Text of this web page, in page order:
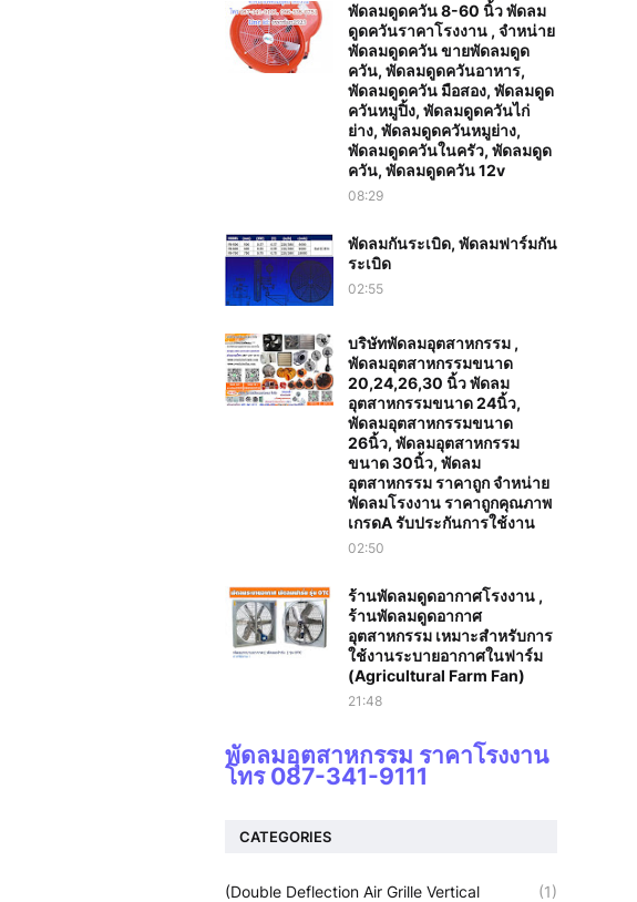
พัดลมดูดควัน 8-60 นิ้ว พัดลม
ดูดควันราคาโรงงาน , จำหน่าย
พัดลมดูดควัน ขายพัดลมดูด
ควัน, พัดลมดูดควันอาหาร,
พัดลมดูดควัน มือสอง, พัดลมดูด
ควันหมูปิ้ง, พัดลมดูดควันไก่
ย่าง, พัดลมดูดควันหมูย่าง,
พัดลมดูดควันในครัว, พัดลมดูด
ควัน, พัดลมดูดควัน 12v
08:29
พัดลมกันระเบิด, พัดลมฟาร์มกัน
ระเบิด
02:55
บริษัทพัดลมอุตสาหกรรม ,
พัดลมอุตสาหกรรมขนาด
20,24,26,30 นิ้ว พัดลม
อุตสาหกรรมขนาด 24นิ้ว,
พัดลมอุตสาหกรรมขนาด
26นิ้ว, พัดลมอุตสาหกรรม
ขนาด 30นิ้ว, พัดลม
อุตสาหกรรม ราคาถูก จำหน่าย
พัดลมโรงงาน ราคาถูกคุณภาพ
เกรดA รับประกันการใช้งาน‎
02:50
ร้านพัดลมดูดอากาศโรงงาน ,
ร้านพัดลมดูดอากาศ
อุตสาหกรรม เหมาะสำหรับการ
ใช้งานระบายอากาศในฟาร์ม
(Agricultural Farm Fan)
21:48
พัดลมอุตสาหกรรม ราคาโรงงาน
โทร 087-341-9111
CATEGORIES
(Double Deflection Air Grille Vertical (1)